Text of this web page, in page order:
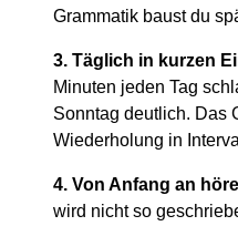
Grammatik baust du
3. Täglich in kurzen
Minuten jeden Tag
Sonntag deutlich. Das
Wiederholung in
4. Von Anfang an
wird nicht so